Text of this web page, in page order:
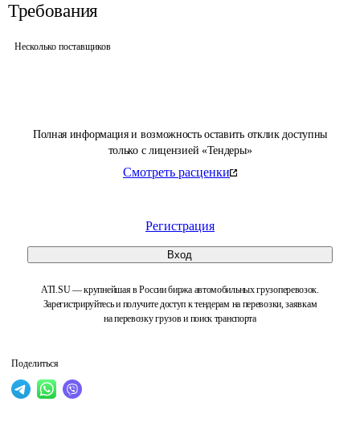
Полная информация и возможность оставить отклик доступны
только с лицензией «Тендеры»
Смотреть расценки
Регистрация
Вход
ATI.SU — крупнейшая в России биржа автомобильных грузоперевозок.
Зарегистрируйтесь и получите доступ к тендерам на перевозки, заявкам
на перевозку грузов и поиск транспорта
Поделиться
Требования
Несколько поставщиков